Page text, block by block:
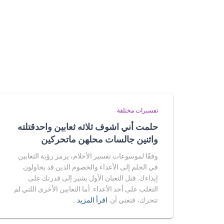
تفسيرات مختلفة
حلمت أني اشوف ثلاثه ثعابين واحدقتلته
واثنين جالسات محلهن ماتحركين
وفقًا لموسوعات تفسير الأحلام، يرمز رؤية الثعابين
في الحلم إلى الأعداء والخصوم الذين قد يحاولون
إيذاءك. قتل الثعبان الأول يشير إلى قدرتك على
التغلب على أحد الأعداء. أما الثعابين الأخرى اللتي لم
تتحرك، فتعني أن اقرأ المزيد…